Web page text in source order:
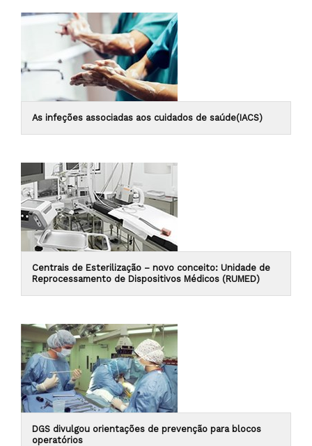
As infeções associadas aos cuidados de saúde(IACS)
Centrais de Esterilização – novo conceito: Unidade de
Reprocessamento de Dispositivos Médicos (RUMED)
DGS divulgou orientações de prevenção para blocos
operatórios